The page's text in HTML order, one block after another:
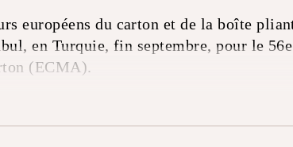
européens du carton et de la boîte
en Turquie, fin septembre, pour le
(ECMA).